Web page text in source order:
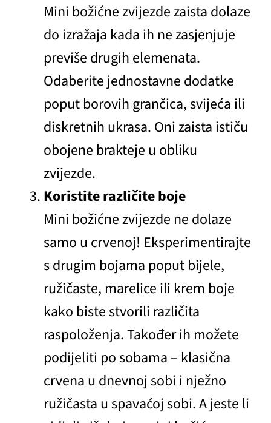
Mini božićne zvijezde zaista dolaze
do izražaja kada ih ne zasjenjuje
previše drugih elemenata.
Odaberite jednostavne dodatke
poput borovih grančica, svijeća ili
diskretnih ukrasa. Oni zaista ističu
obojene brakteje u obliku
zvijezde.
Koristite različite boje
Mini božićne zvijezde ne dolaze
samo u crvenoj! Eksperimentirajte
s drugim bojama poput bijele,
ružičaste, marelice ili krem boje
kako biste stvorili različita
raspoloženja. Također ih možete
podijeliti po sobama – klasična
crvena u dnevnoj sobi i nježno
ružičasta u spavaćoj sobi. A jeste li